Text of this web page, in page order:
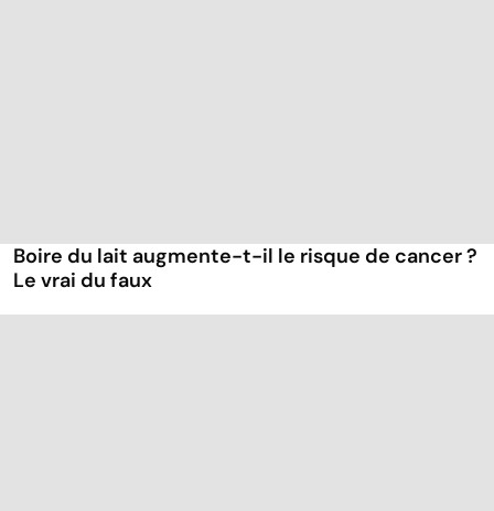
Boire du lait augmente-t-il le risque de cancer ?
Le vrai du faux